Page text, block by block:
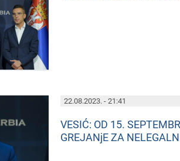
22.08.2023. - 21:41
VESIĆ: OD 15.
GREJANjE ZA